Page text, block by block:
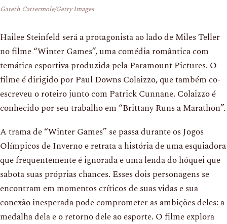
Gareth Cattermole/Getty Images
Hailee Steinfeld será a protagonista ao lado de Miles Teller
no filme “Winter Games”, uma comédia romântica com
temática esportiva produzida pela Paramount Pictures. O
filme é dirigido por Paul Downs Colaizzo, que também co-
escreveu o roteiro junto com Patrick Cunnane. Colaizzo é
conhecido por seu trabalho em “Brittany Runs a Marathon”.
A trama de “Winter Games” se passa durante os Jogos
Olímpicos de Inverno e retrata a história de uma esquiadora
que frequentemente é ignorada e uma lenda do hóquei que
sabota suas próprias chances. Esses dois personagens se
encontram em momentos críticos de suas vidas e sua
conexão inesperada pode comprometer as ambições deles: a
medalha dela e o retorno dele ao esporte. O filme explora